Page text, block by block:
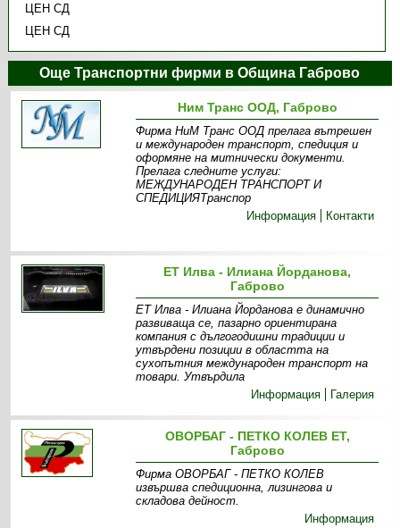
ЦЕН СД
ЦЕН СД
Още Транспортни фирми в Община Габрово
Ним Транс ООД, Габрово
Фирма НиМ Транс ООД прелага вътрешен
и международен транспорт, спедиция и
оформяне на митнически документи.
Прелага следните услуги:
МЕЖДУНАРОДЕН ТРАНСПОРТ И
СПЕДИЦИЯТранспор
Информация
Контакти
ЕТ Илва - Илиана Йорданова,
Габрово
ЕТ Илва - Илиана Йорданова е динамично
развиваща се, пазарно ориентирана
компания с дългогодишни традиции и
утвърдени позиции в областта на
сухопътния международен транспорт на
товари. Утвърдила
Информация
Галерия
ОВОРБАГ - ПЕТКО КОЛЕВ ЕТ,
Габрово
Фирма ОВОРБАГ - ПЕТКО КОЛЕВ
извършва спедиционна , лизингова и
складова дейност.
Информация